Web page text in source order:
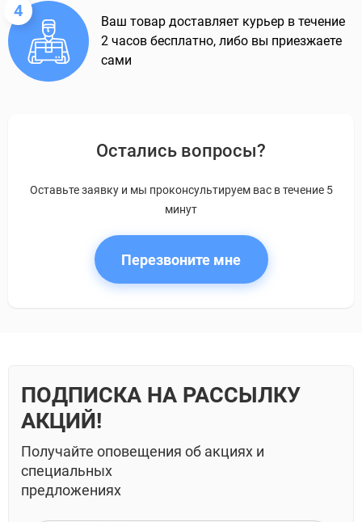
4
Ваш товар доставляет курьер в течение
2 часов бесплатно, либо вы приезжаете
сами
Остались вопросы?
Оставьте заявку и мы проконсультируем вас в течение 5
минут
Перезвоните мне
ПОДПИСКА НА РАССЫЛКУ
АКЦИЙ!
Получайте оповещения об акциях и
специальных
предложениях